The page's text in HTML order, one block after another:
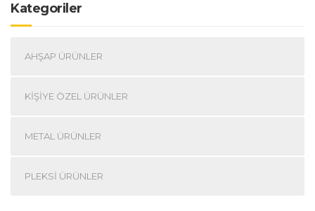
Kategoriler
AHŞAP ÜRÜNLER
KIŞIYE ÖZEL ÜRÜNLER
METAL ÜRÜNLER
PLEKSI ÜRÜNLER